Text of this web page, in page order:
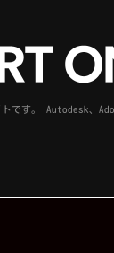
です。 Autodesk、